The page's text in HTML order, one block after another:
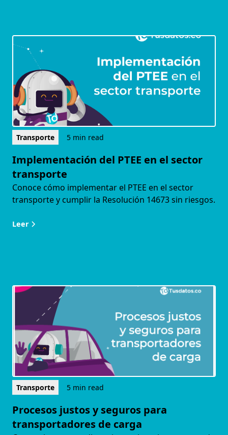
Transporte 5 min read
Implementación del PTEE en el sector
transporte
Conoce cómo implementar el PTEE en el sector
transporte y cumplir la Resolución 14673 sin riesgos.
Leer
Transporte 5 min read
Procesos justos y seguros para
transportadores de carga